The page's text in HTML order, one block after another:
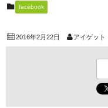
facebook
2016年2月22日 アイゲット